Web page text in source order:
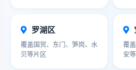
罗湖区
覆盖国贸、东门、笋岗、水
贝等片区
覆
安